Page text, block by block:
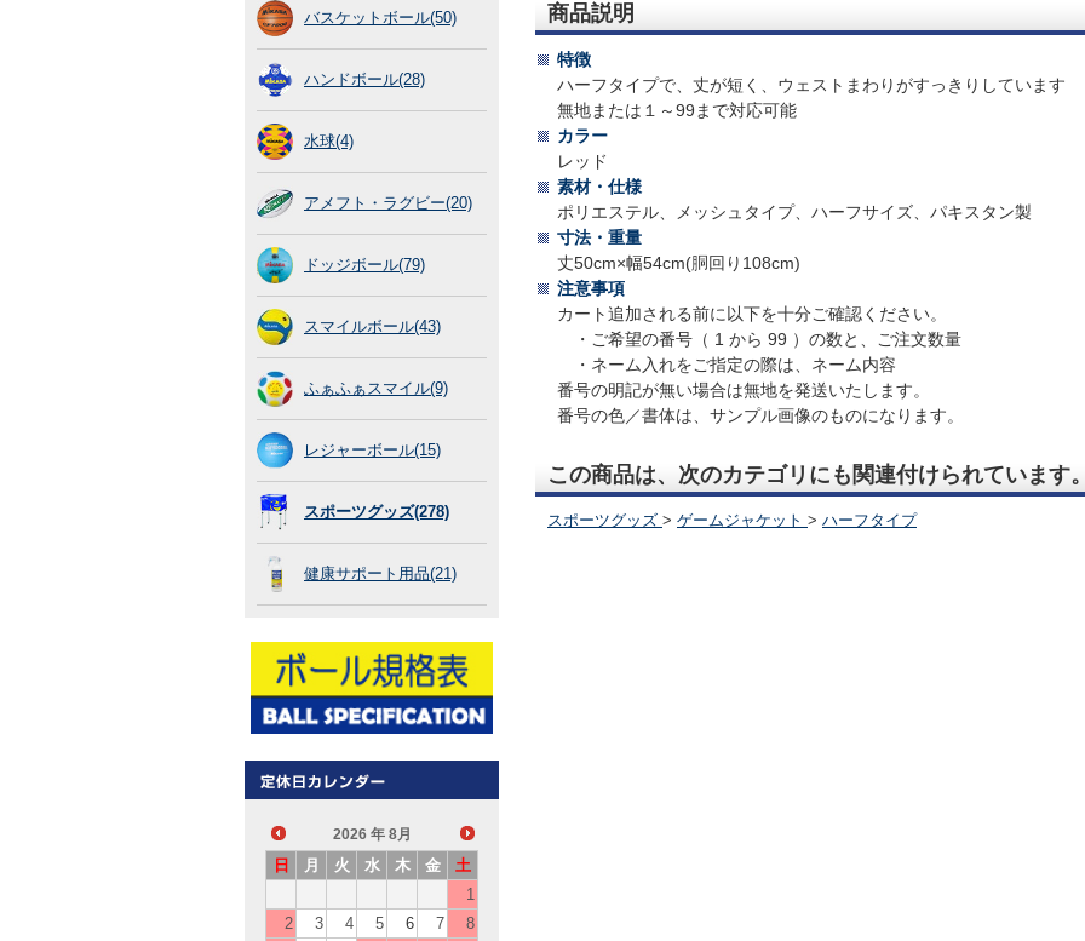
バスケットボール(50)
ハンドボール(28)
水球(4)
アメフト・ラグビー(20)
ドッジボール(79)
スマイルボール(43)
ふぁふぁスマイル(9)
レジャーボール(15)
スポーツグッズ(278)
健康サポート用品(21)
2026 年 8月
日 月 火 水 木 金
土
1
2
3 4 5 6 7
8
商品説明
特徴
ハーフタイプで、丈が短く、ウェストまわりがすっきりしています
無地または１～99まで対応可能
カラー
レッド
素材・仕様
ポリエステル、メッシュタイプ、ハーフサイズ、パキスタン製
寸法・重量
丈50cm×幅54cm(胴回り108cm)
注意事項
カート追加される前に以下を十分ご確認ください。
・ご希望の番号（ 1 から 99 ）の数と、ご注文数量
・ネーム入れをご指定の際は、ネーム内容
番号の明記が無い場合は無地を発送いたします。
番号の色／書体は、サンプル画像のものになります。
この商品は、次のカテゴリにも関連付けられています
スポーツグッズ > ゲームジャケット > ハーフタイプ